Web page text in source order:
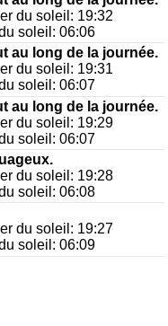
du soleil: 19:32
soleil: 06:06
au long de la journée.
du soleil: 19:31
soleil: 06:07
au long de la journée.
du soleil: 19:29
soleil: 06:07
du soleil: 19:28
soleil: 06:08
du soleil: 19:27
soleil: 06:09